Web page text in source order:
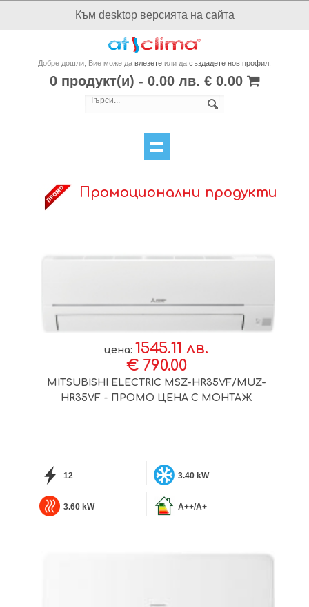
Добре дошли, Вие може да влезете или да създадете нов профил
0 продукт(и) - 0.00 лв. € 0.00
Промоционални продукти
цена: 1545.11 лв.
€ 790.00
MITSUBISHI ELECTRIC MSZ-HR35VF/MUZ-
HR35VF - ПРОМО ЦЕНА С МОНТАЖ
12 3.40 kW
3.60 kW A++/A+
Към desktop версията на сайта